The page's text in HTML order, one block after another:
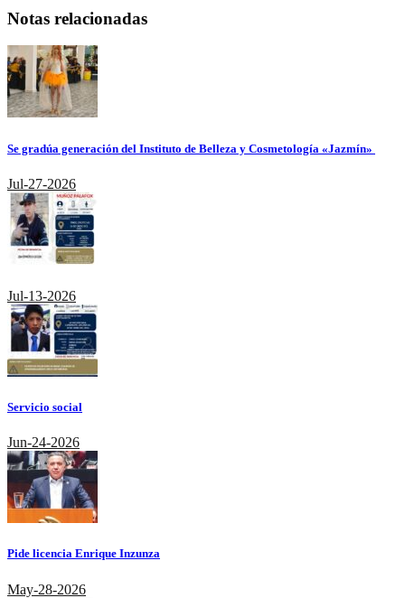
Notas relacionadas
Se gradúa generación del Instituto de Belleza y Cosmetología «Jazmín»
Jul-27-2026
Jul-13-2026
Servicio social
Jun-24-2026
Pide licencia Enrique Inzunza
May-28-2026